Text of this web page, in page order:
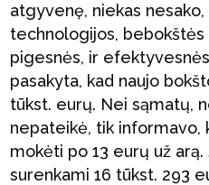
atgyvenę, niekas nesako,
technologijos, bebokštės
pigesnės, ir
pasakyta, kad naujo
tūkst. eurų. Nei sąmatų,
nepateikė, tik informavo,
mokėti po 13 eurų už
surenkami 16 tūkst. 293